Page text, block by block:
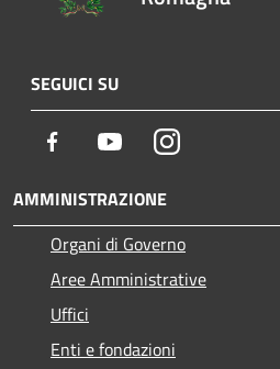
SEGUICI SU
Facebook YoutubeInstagram
AMMINISTRAZIONE
Organi di Governo
Aree Amministrative
Uffici
Enti e fondazioni